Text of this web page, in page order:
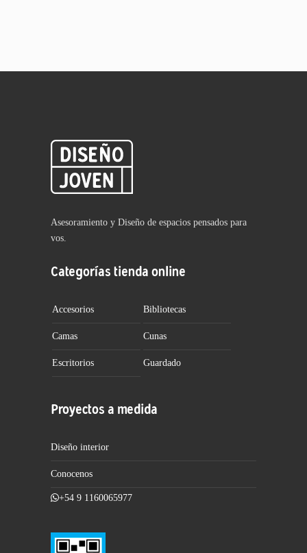
Asesoramiento y Diseño de espacios pensados para
vos.
Categorías tienda online
Accesorios Bibliotecas
Camas Cunas
Escritorios Guardado
Proyectos a medida
Diseño interior
Conocenos
+54 9 1160065977